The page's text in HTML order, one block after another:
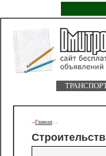
->Главная - -